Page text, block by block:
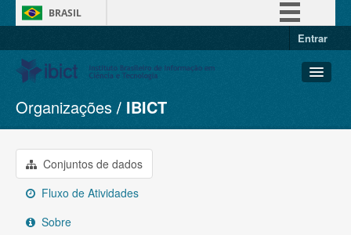
BRASIL
Entrar
Conjuntos de dados
Organizações
Grupos
Sobre
Organizações IBICT
Conjuntos de dados
Fluxo de Atividades
Sobre